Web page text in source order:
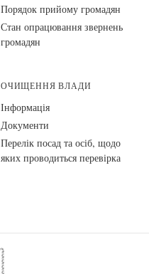
Порядок прийому громадян
Стан опрацювання звернень
громадян
ОЧИЩЕННЯ ВЛАДИ
Інформація
Документи
Перелік посад та осіб, щодо
яких проводиться перевірка